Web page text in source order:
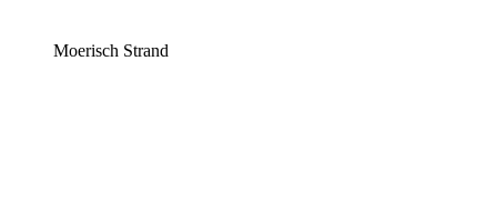
Moerisch Strand